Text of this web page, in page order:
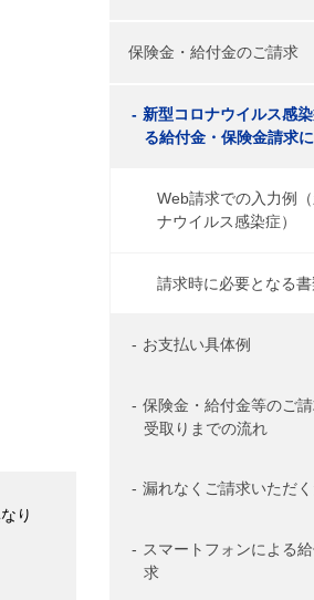
り
保険金・給付金のご請求
新型コロナウイルス感
る給付金・保険金請求
Web請求での入力例
ナウイルス感染症）
請求時に必要となる
お支払い具体例
保険金・給付金等のご
受取りまでの流れ
漏れなくご請求いただ
スマートフォンによる
求